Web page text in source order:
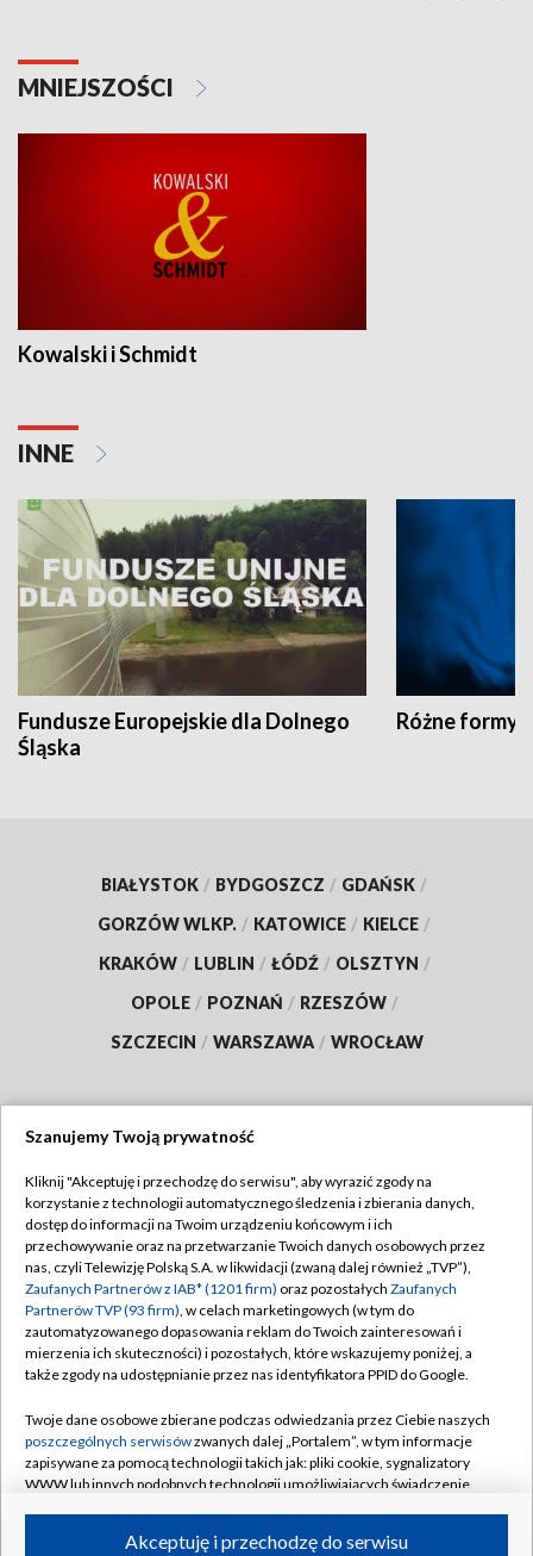
MNIEJSZOŚCI
Kowalski i Schmidt
INNE
Fundusze Europejskie dla Dolnego
Śląska
Różne formy
BIAŁYSTOK / BYDGOSZCZ / GDAŃSK /
GORZÓW WLKP. / KATOWICE / KIELCE /
KRAKÓW / LUBLIN / ŁÓDŹ / OLSZTYN /
OPOLE / POZNAŃ / RZESZÓW /
SZCZECIN / WARSZAWA / WROCŁAW
TVP
Abonament TVP
Emisja w TVP
Centrum informacji TVP
Naziemna Telewizja Cyfrowa
Rada Programowa
System NOS
Informacje o nadawcy
Regulamin TVP
Polityka prywatności
Moje zgody
Pomoc
Kontakt
Kanały
Szanujemy Twoją prywatność
Kliknij "Akceptuję i przechodzę do serwisu", aby wyrazić zgody na
korzystanie z technologii automatycznego śledzenia i zbierania danych,
dostęp do informacji na Twoim urządzeniu końcowym i ich
przechowywanie oraz na przetwarzanie Twoich danych osobowych przez
nas, czyli Telewizję Polską S.A. w likwidacji (zwaną dalej również „TVP”),
Zaufanych Partnerów z IAB* (1201 firm) oraz pozostałych Zaufanych
Partnerów TVP (93 firm), w celach marketingowych (w tym do
zautomatyzowanego dopasowania reklam do Twoich zainteresowań i
mierzenia ich skuteczności) i pozostałych, które wskazujemy poniżej, a
także zgody na udostępnianie przez nas identyfikatora PPID do Google.
Twoje dane osobowe zbierane podczas odwiedzania przez Ciebie naszych
poszczególnych serwisówzwanych dalej „Portalem”, w tym informacje
zapisywane za pomocą technologii takich jak: pliki cookie, sygnalizatory
WWW lub innych podobnych technologii umożliwiających świadczenie
ruchu w Internecie.Akceptuję i przechodzę do serwisu